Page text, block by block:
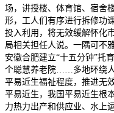
场，讲授楼、体育馆、宿舍
形，工人们有序进行拆修功
投入利用，将无效缓解怀化
局相关担任人说。一隅可不
安徽合肥建立“十五分钟”托
个聪慧养老院……多地环绕
平易近生福祉程度，推进无
平易近生，我国平易近生根
力热力出产和供应业、水上